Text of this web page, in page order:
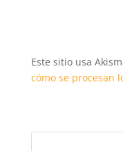
Este sitio usa
cómo se procesan